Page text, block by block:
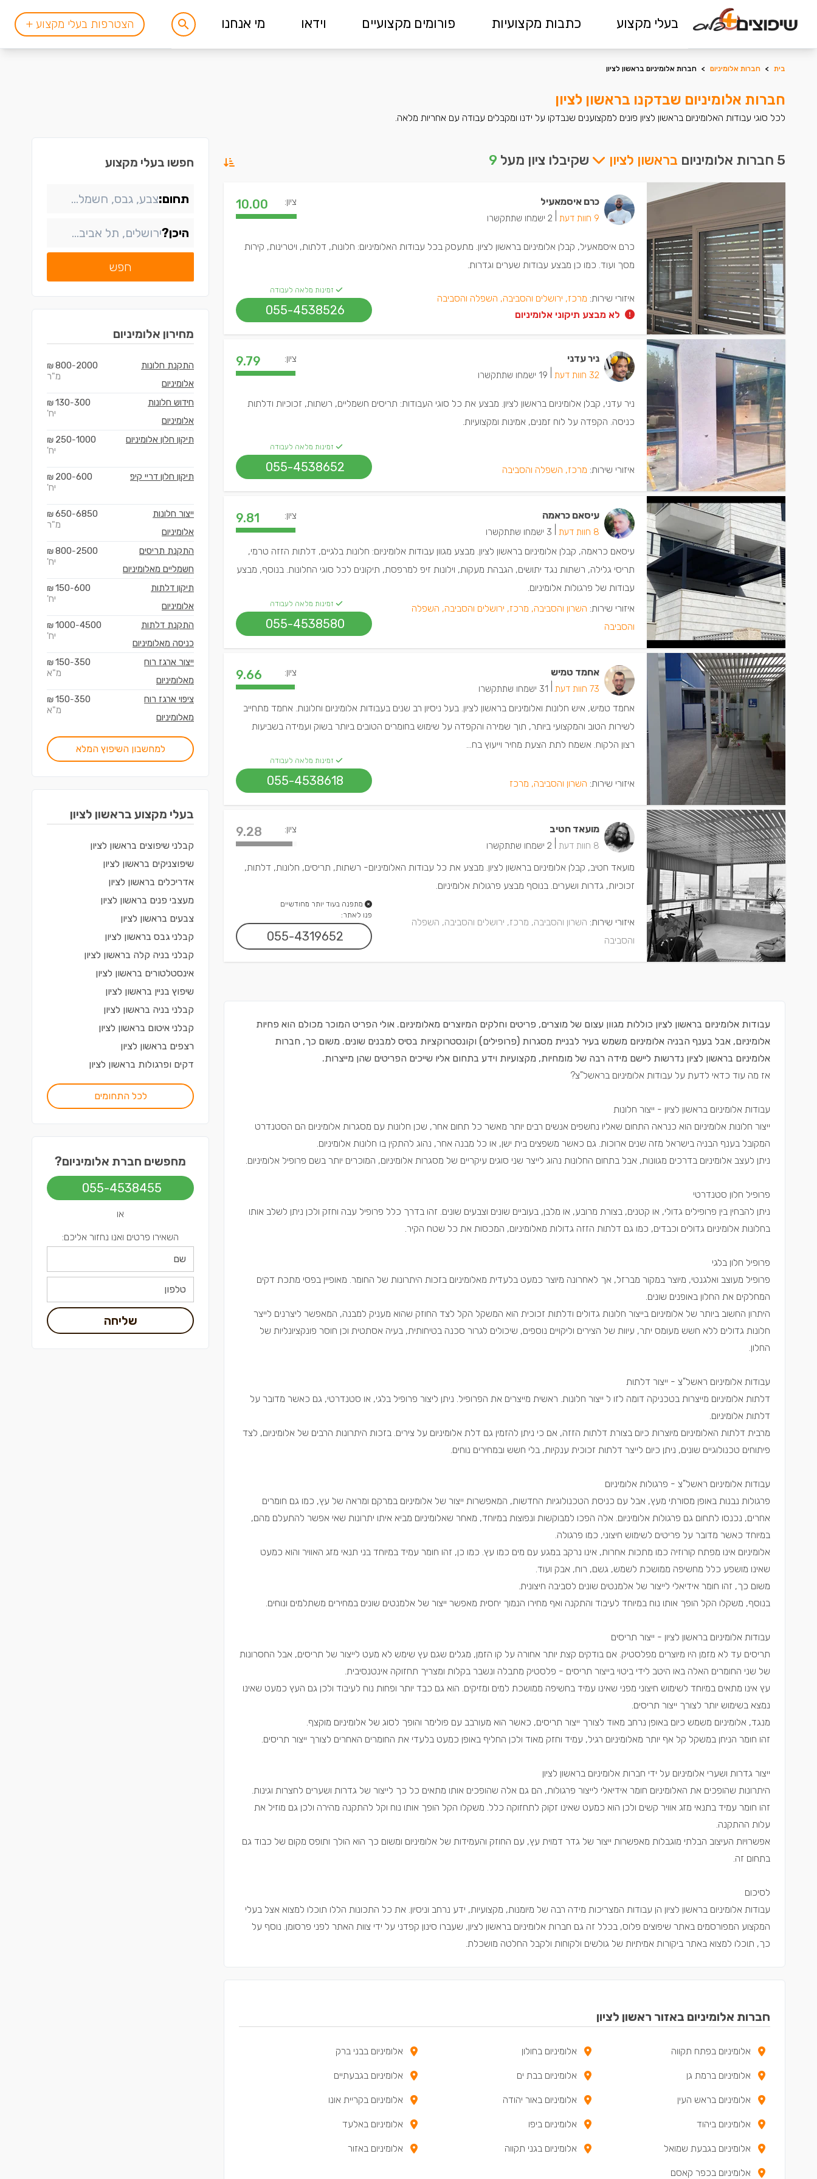
בעלי מקצוע כתבות מקצועיות פורומים מקצועיים וידאו מי אנחנו הצטרפות בעלי מקצוע +
בית > חברות אלומיניום > חברות אלומיניום בראשון לציון
חברות אלומיניום שבדקנו בראשון לציון
לכל סוגי עבודות האלומיניום בראשון לציון פונים למקצוענים שנבדקו על ידנו ומקבלים עבודה עם אחריות מלאה.
5 חברות אלומיניום בראשון לציון שקיבלו ציון מעל 9
כרם איסמאעיל
9 חוות דעת 2 ישמחו שתתקשרו
ציון: 10.00
כרם איסמאעיל, קבלן אלומיניום בראשון לציון. מתעסק בכל עבודות האלומיניום: חלונות, דלתות, ויטרינות, קירות
מסך ועוד. כמו כן מבצע עבודות שערים וגדרות.
איזורי שירות: מרכז, ירושלים והסביבה, השפלה והסביבה
לא מבצע תיקוני אלומיניום
זמינות מלאה לעבודה
055-4538526
ניר עדני
32 חוות דעת 19 ישמחו שתתקשרו
ציון: 9.79
ניר עדני, קבלן אלומיניום בראשון לציון. מבצע את כל סוגי העבודות: תריסים חשמליים, רשתות, זכוכיות ודלתות
כניסה. הקפדה על לוח זמנים, אמינות ומקצועיות.
איזורי שירות: מרכז, השפלה והסביבה
זמינות מלאה לעבודה
055-4538652
עיסאם כראמה
8 חוות דעת 3 ישמחו שתתקשרו
ציון: 9.81
עיסאם כראמה, קבלן אלומיניום בראשון לציון. מבצע מגוון עבודות אלומיניום: חלונות בלגיים, דלתות הזזה טרמי,
תריסי גלילה, רשתות נגד יתושים, הגבהת מעקות, וילונות זיפ למרפסת, תיקונים לכל סוגי החלונות. בנוסף, מבצע
עבודות של פרגולות אלומיניום.
איזורי שירות: השרון והסביבה, מרכז, ירושלים והסביבה, השפלה
והסביבה
זמינות מלאה לעבודה
055-4538580
אחמד טמיש
73 חוות דעת 31 ישמחו שתתקשרו
ציון: 9.66
אחמד טמיש, איש חלונות ואלומיניום בראשון לציון. בעל ניסיון רב שנים בעבודות אלומיניום וחלונות. אחמד מתחייב
לשירות הטוב והמקצועי ביותר, תוך שמירה והקפדה על שימוש בחומרים הטובים ביותר בשוק ועמידה בשביעות
רצון הלקוח. אשמח לתת הצעת מחיר וייעוץ בח...
איזורי שירות: השרון והסביבה, מרכז
זמינות מלאה לעבודה
055-4538618
מועאד חטיב
8 חוות דעת 2 ישמחו שתתקשרו
ציון: 9.28
מועאד חטיב, קבלן אלומיניום בראשון לציון. מבצע את כל עבודות האלומיניום- רשתות, תריסים, חלונות, דלתות,
זכוכיות, גדרות ושערים. בנוסף מבצע פרגולות אלומיניום.
איזורי שירות: השרון והסביבה, מרכז, ירושלים והסביבה, השפלה
והסביבה
מתפנה בעוד יותר מחודשיים
פנו לאתר:
055-4319652
עבודות אלומיניום בראשון לציון כוללות מגוון עצום של מוצרים, פריטים וחלקים המיוצרים מאלומיניום. אולי הפריט המוכר מכולם הוא פחיות
אלומיניום, אבל בענף הבניה אלומיניום משמש בעיר לבניית מסגרות (פרופילים) וקונסטרוקציות בסיס למבנים שונים. משום כך, חברות
אלומיניום בראשון לציון נדרשות ליישם מידה רבה של מומחיות, מקצועיות וידע בתחום אליו שייכים הפריטים שהן מייצרות.
אז מה עוד כדאי לדעת על עבודות אלומיניום בראשל"צ?
עבודות אלומיניום בראשון לציון - ייצור חלונות
ייצור חלונות אלומיניום הוא כנראה התחום שאליו נחשפים אנשים רבים יותר מאשר כל תחום אחר, שכן חלונות עם מסגרות אלומיניום הם הסטנדרט
המקובל בענף הבניה בישראל מזה שנים ארוכות. גם כאשר משפצים בית ישן, או כל מבנה אחר, נהוג להתקין בו חלונות אלומיניום.
ניתן לעצב אלומיניום בדרכים מגוונות, אבל בתחום החלונות נהוג לייצר שני סוגים עיקריים של מסגרות אלומיניום, המוכרים יותר בשם פרופיל אלומיניום.
פרופיל חלון סטנדרטי
ניתן להבחין בין פרופילים גדולי, או קטנים, בצורת מרובע, או מלבן, בעוביים שונים וצבעים שונים. זהו בדרך כלל פרופיל עבה וחזק ולכן ניתן לשלב אותו
בחלונות אלומיניום גדולים וכבדים, כמו גם דלתות הזזה גדולות מאלומיניום, המכסות את כל שטח הקיר.
פרופיל חלון בלגי
פרופיל מעוצב ואלגנטי, מיוצר במקור מברזל, אך לאחרונה מיוצר כמעט בלעדית מאלומיניום בזכות היתרונות של החומר. מאופיין בפסי מתכת דקים
המחלקים את החלון באופנים שונים.
היתרון החשוב ביותר של אלומיניום בייצור חלונות גדולים ודלתות זכוכית הוא המשקל הקל לצד החוזק שהוא מעניק למבנה, המאפשר ליצרנים לייצר
חלונות גדולים ללא חשש מעומס יתר, עיוות של הצירים וליקויים נוספים, שיכולים לגרור סכנה בטיחותית, בעיה אסתטית וכן חוסר פונקציונליות של
החלון.
עבודות אלומיניום ראשל"צ - ייצור דלתות
דלתות אלומיניום מייצרות בטכניקה דומה לזו ל ייצור חלונות. ראשית מייצרים את הפרופיל. ניתן ליצור פרופיל בלגי, או סטנדרטי, גם כאשר מדובר על
דלתות אלומיניום.
מרבית דלתות האלומיניום מיוצרות כיום בצורת דלתות הזזה, אם כי ניתן להזמין גם דלת אלומיניום על צירים. בזכות היתרונות הרבים של אלומיניום, לצד
פיתוחים טכנולוגיים שונים, ניתן כיום לייצר דלתות זכוכית ענקיות, בלי חשש ובמחירים נוחים.
עבודות אלומיניום ראשל"צ - פרגולות אלומיניום
פרגולות נבנות באופן מסורתי מעץ, אבל עם כניסת הטכנולוגיות החדשות, המאפשרות ייצור של אלומיניום במרקם ומראה של עץ, כמו גם חומרים
אחרים, נכנסו לתחום גם פרגולות אלומיניום. אלה הפכו למבוקשות ונפוצות במיוחד, מאחר שאלומיניום מביא איתו יתרונות שאי אפשר להתעלם מהם,
במיוחד כאשר מדובר על פריטים לשימוש חיצוני, כמו פרגולה.
אלומיניום אינו מפתח קורוזיה כמו מתכות אחרות, אינו נרקב במגע עם מים כמו עץ. כמו כן, זהו חומר עמיד במיוחד בני תנאי מזג האוויר והוא כמעט
שאינו מושפע כלל מחשיפה ממושכת לשמש, גשם, רוח, אבק ועוד.
משום כך, זהו חומר אידיאלי לייצור של אלמנטים שונים לסביבה חיצונית.
בנוסף, משקלו הקל הופך אותו נוח במיוחד לעיבוד והתקנה ואף מחירו הנמוך יחסית מאפשר ייצור של אלמנטים שונים במחירים משתלמים ונוחים.
עבודות אלומיניום בראשון לציון - ייצור תריסים
תריסים עד לא מזמן היו מיוצרים מפלסטיק. אם בודקים קצת יותר אחורה על קו הזמן, מגלים שגם עץ שימש לא מעט לייצור של תריסים, אבל החסרונות
של שני החומרים האלה באו היטב לידי ביטוי בייצור תריסים - פלסטיק מתבלה ונשבר בקלות ומצריך תחזוקה אינטנסיבית.
עץ אינו מתאים במיוחד לשימוש חיצוני מפני שאינו עמיד בחשיפה ממושכת למים ומזיקים. הוא גם כבד יותר ופחות נוח לעיבוד ולכן גם העץ כמעט שאינו
נמצא בשימוש יותר לצורך ייצור תריסים.
מנגד, אלומיניום משמש כיום באופן נרחב מאוד לצורך ייצור תריסים, כאשר הוא מעורבב עם פולימר והופך לסוג של אלומיניום מוקצף.
זהו חומר הניחן במשקל קל אף יותר מאלומיניום רגיל, עמיד וחזק מאוד ולכן החליף באופן כמעט בלעדי את החומרים האחרים לצורך ייצור תריסים.
ייצור גדרות ושערי אלומיניום על ידי חברות אלומיניום בראשון לציון
היתרונות שהופכים את האלומיניום חומר אידיאלי לייצור פרגולות, הם גם אלה שהופכים אותו מתאים כל כך לייצור של גדרות ושערים לחצרות וגינות.
זהו חומר עמיד בתנאי מזג אוויר קשים ולכן הוא כמעט שאינו זקוק לתחזוקה כלל. משקלו הקל הופך אותו נוח וקל להתקנה מהירה ולכן גם מוזיל את
עלות ההתקנה.
אפשרויות העיצוב הבלתי מוגבלות מאפשרות ייצור של גדר דמוית עץ, עם החוזק והעמידות של אלומיניום ומשום כך הוא הולך ותופס מקום של כבוד גם
בתחום זה.
לסיכום
עבודות אלומיניום בראשון לציון הן עבודות המצריכות מידה רבה של מיומנות, מקצועיות, ידע נרחב וניסיון. את כל התכונות הללו תוכלו למצוא אצל בעלי
המקצוע המפורסמים באתר שיפוצים פלוס, בכלל זה גם חברות אלומיניום בראשון לציון, שעברו סינון קפדני על ידי צוות האתר לפני פרסומן. נוסף על
כך, תוכלו למצוא באתר ביקורות אמיתיות של גולשים ולקוחות ולקבל החלטה מושכלת.
חברות אלומיניום באזור ראשון לציון
אלומיניום בפתח תקווה אלומיניום בחולון אלומיניום בבני ברק
אלומיניום ברמת גן אלומיניום בבת ים אלומיניום בגבעתיים
אלומיניום בראש העין אלומיניום באור יהודה אלומיניום בקריית אונו
אלומיניום ביהוד אלומיניום ביפו אלומיניום באלעד
אלומיניום בגבעת שמואל אלומיניום בגני תקווה אלומיניום באזור
אלומיניום בכפר קאסם
חפשו בעלי מקצוע
תחום:
היכן?
חפש
מחירון אלומיניום
התקנת חלונות
אלומיניום
800-2000
₪
מ"ר
חידוש חלונות
אלומיניום
130-300
₪
יח'
תיקון חלון אלומיניום 250-1000
₪
יח'
תיקון חלון דריי קיפ 200-600
₪
יח'
ייצור חלונות
אלומיניום
650-6850
₪
מ"ר
התקנת תריסים
חשמליים מאלומיניום
800-2500
₪
יח'
תיקון דלתות
אלומיניום
150-600
₪
יח'
התקנת דלתות
כניסה מאלומיניום
1000-4500
₪
יח'
ייצור ארגז רוח
מאלומיניום
150-350
₪
מ"א
ציפוי ארגז רוח
מאלומיניום
150-350
₪
מ"א
למחשבון השיפוץ המלא
בעלי מקצוע בראשון לציון
קבלני שיפוצים בראשון לציון
שיפוצניקים בראשון לציון
אדריכלים בראשון לציון
מעצבי פנים בראשון לציון
צבעים בראשון לציון
קבלני גבס בראשון לציון
קבלני בניה קלה בראשון לציון
אינסטלטורים בראשון לציון
שיפוץ בניין בראשון לציון
קבלני בניה בראשון לציון
קבלני איטום בראשון לציון
רצפים בראשון לציון
דקים ופרגולות בראשון לציון
לכל התחומים
מחפשים חברת אלומיניום?
055-4538455
או
השאירו פרטים ואנו נחזור אליכם:
שליחה